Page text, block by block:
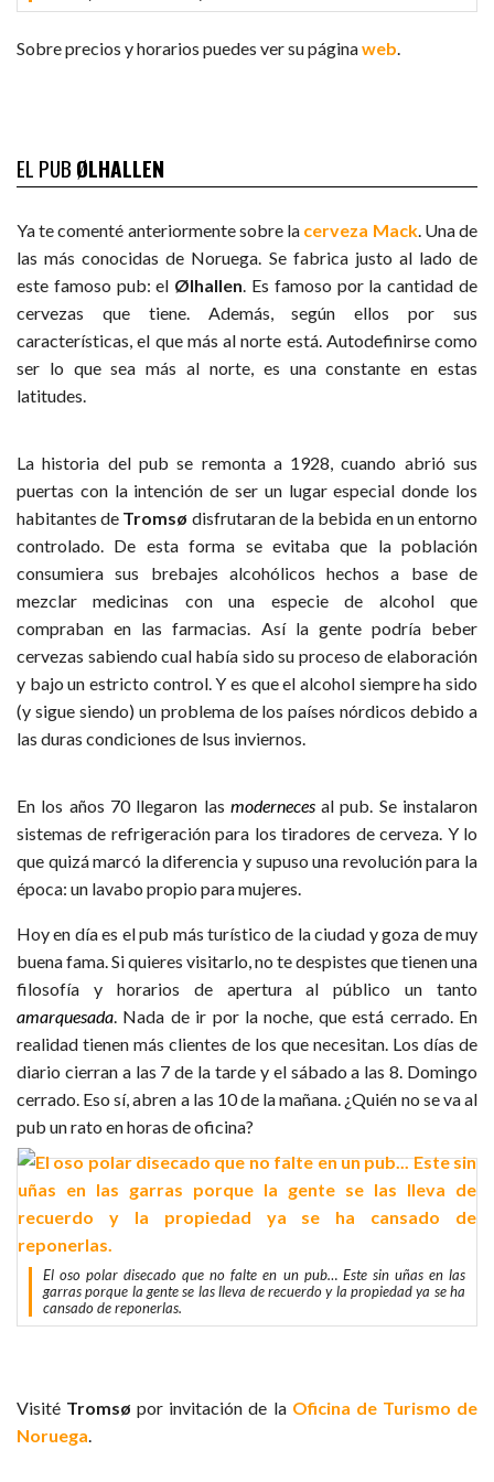
Sobre precios y horarios puedes ver su páginaweb.
EL PUB ØLHALLEN
Ya te comenté anteriormente sobre la cerveza Mack. Una de
las más conocidas de Noruega. Se fabrica justo al lado de
este famoso pub: el Ølhallen . Es famoso por la cantidad de
cervezas que tiene. Además, según ellos por sus
características, el que más al norte está. Autodefinirse como
ser lo que sea más al norte, es una constante en estas
latitudes.
La historia del pub se remonta a 1928, cuando abrió sus
puertas con la intención de ser un lugar especial donde los
habitantes de Tromsø disfrutaran de la bebida en un entorno
controlado. De esta forma se evitaba que la población
consumiera sus brebajes alcohólicos hechos a base de
mezclar medicinas con una especie de alcohol que
compraban en las farmacias. Así la gente podría beber
cervezas sabiendo cual había sido su proceso de elaboración
y bajo un estricto control. Y es que el alcohol siempre ha sido
(y sigue siendo) un problema de los países nórdicos debido a
las duras condiciones de lsus inviernos.
En los años 70 llegaron las modernecesal pub. Se instalaron
sistemas de refrigeración para los tiradores de cerveza. Y lo
que quizá marcó la diferencia y supuso una revolución para la
época: un lavabo propio para mujeres.
Hoy en día es el pub más turístico de la ciudad y goza de muy
buena fama. Si quieres visitarlo, no te despistes que tienen una
filosofía y horarios de apertura al público un tanto
amarquesada . Nada de ir por la noche, que está cerrado. En
realidad tienen más clientes de los que necesitan. Los días de
diario cierran a las 7 de la tarde y el sábado a las 8. Domingo
cerrado. Eso sí, abren a las 10 de la mañana. ¿Quién no se va al
pub un rato en horas de oficina?
El oso polar disecado que no falte en un pub… Este sin uñas en las
garras porque la gente se las lleva de recuerdo y la propiedad ya se ha
cansado de reponerlas.
Visité Tromsø por invitación de la Oficina de Turismo de
Noruega